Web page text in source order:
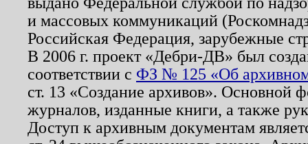
и массовых коммуникаций
Российская Федерация, зарубежные
В 2006 г. проект «Дебри-ДВ» был
соответствии с ФЗ № 125 «Об
ст. 13 «Создание архивов». Основной
журналов, изданные книги, а также
Доступ к архивным документам